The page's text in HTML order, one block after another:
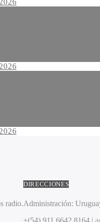
radio.
DIRECCIONES
Administración: